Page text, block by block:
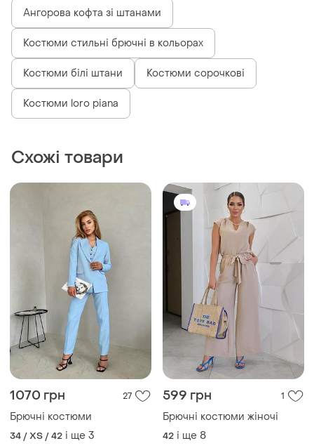
Ангорова кофта зі штанами
Костюми стильні брючні в кольорах
Костюми білі штани Костюми сорочкові
Костюми loro piana
Схожі товари
1070 грн 27
Брючні костюми
34 / XS / 42 і ще 3
599 грн 1
Брючні костюми жіночі
42 і ще 8